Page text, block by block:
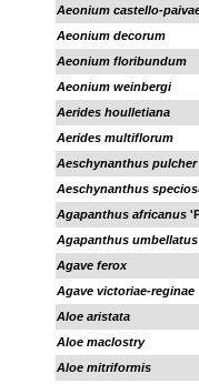
Aeonium castello-
Aeonium decorum
Aeonium floribundum
Aeonium weinbergi
Aerides houlletiana
Aerides multiflorum
Aeschynanthus pulcher
Aeschynanthus
Agapanthus africanus
Agapanthus umbellatus
Agave ferox
Agave victoriae-reginae
Aloe aristata
Aloe maclostry
Aloe mitriformis